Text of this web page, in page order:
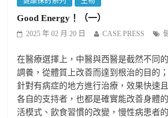
Good Energy！（一）
2025 年 02 月 20 日 CASE PRESS
在醫療選擇上，中醫與西醫是截然不同
調養，從體質上改善而達到根治的目的
針對有病症的地方進行治療，效果快速
各自的支持者，也都是確實能改善身體
活模式、飲食習慣的改變，慢性病患者